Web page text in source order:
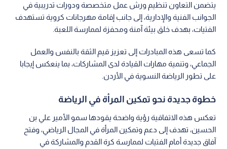
يتضمن التعاون تنظيم ورش عمل متخصصة ودورات تدريبية في
الجوانب الفنية والإدارية، إلى جانب إقامة مهرجانات كروية تستهدف
الفتيات، بهدف خلق بيئة آمنة ومحفزة لممارسة اللعبة.
كما تسعى هذه المبادرات إلى تعزيز قيم الثقة بالنفس والعمل
الجماعي، وتنمية مهارات القيادة لدى المشاركات، بما ينعكس إيجابا
على تطور الرياضة النسوية في الأردن.
خطوة جديدة نحو تمكين المرأة في الرياضة
تعكس هذه الاتفاقية رؤية واضحة يقودها سمو الأمير علي بن
الحسين، تهدف إلى دعم وتمكين المرأة في المجال الرياضي، وفتح
آفاق جديدة أمام الفتيات لممارسة كرة القدم والمشاركة في